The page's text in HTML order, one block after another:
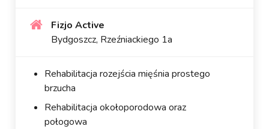
Fizjo Active
Bydgoszcz, Rzeźniackiego 1a
Rehabilitacja rozejścia mięśnia prostego
brzucha
Rehabilitacja okołoporodowa oraz
połogowa